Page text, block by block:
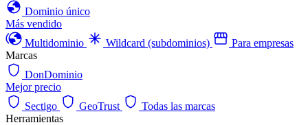
Dominio único
Más vendido
Multidominio
Wildcard (subdominios)
Para empresas
Marcas
DonDominio
Mejor precio
Sectigo
GeoTrust
Todas las marcas
Herramientas